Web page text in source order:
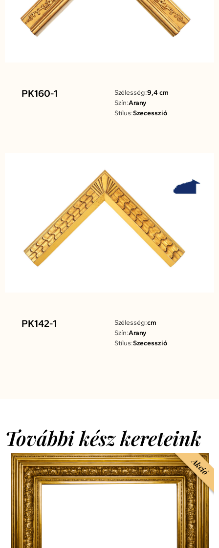
PK160-1 Szélesség:9,4 cm
Szín:Arany
Stílus:Szecesszió
PK142-1 Szélesség:cm
Szín:Arany
Stílus:Szecesszió
További kész kereteink
Akció